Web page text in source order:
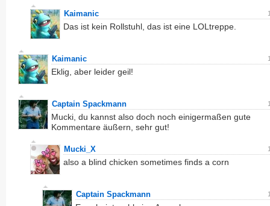
Kaimanic
Das ist kein Rollstuhl, das ist eine LOLtreppe.
Kaimanic
Eklig, aber leider geil!
Captain Spackmann
Mucki, du kannst also doch noch einigermaßen gute
Kommentare äußern, sehr gut!
Mucki_X
also a blind chicken sometimes finds a corn
Captain Spackmann